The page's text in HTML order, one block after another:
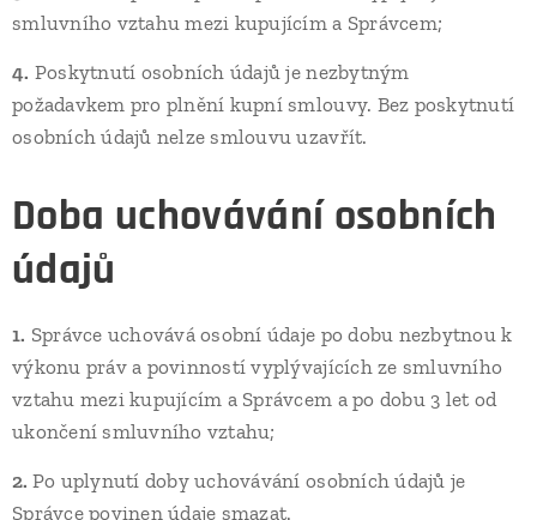
smluvního vztahu mezi kupujícím a Správcem;
4. Poskytnutí osobních údajů je nezbytným
požadavkem pro plnění kupní smlouvy. Bez poskytnutí
osobních údajů nelze smlouvu uzavřít.
Doba uchovávání osobních
údajů
1. Správce uchovává osobní údaje po dobu nezbytnou k
výkonu práv a povinností vyplývajících ze smluvního
vztahu mezi kupujícím a Správcem a po dobu 3 let od
ukončení smluvního vztahu;
2. Po uplynutí doby uchovávání osobních údajů je
Správce povinen údaje smazat.